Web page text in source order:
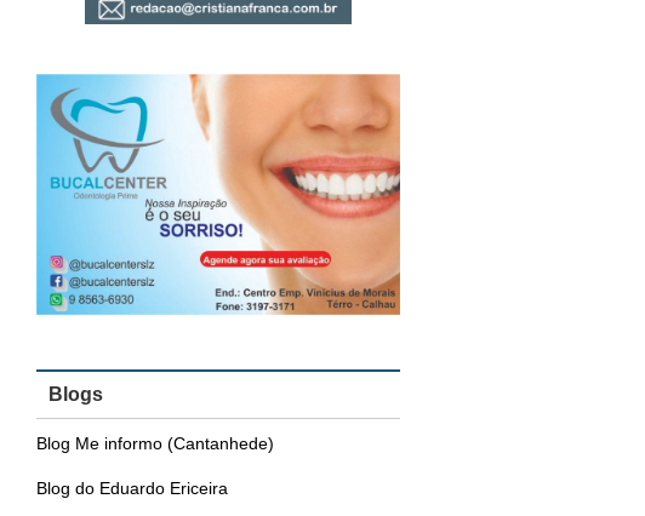
Blogs
Blog Me informo (Cantanhede)
Blog do Eduardo Ericeira